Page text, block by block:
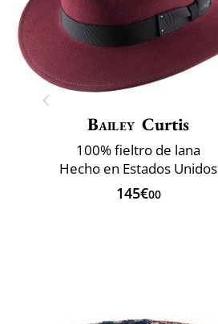
Bailey Curtis
100% fieltro de lana
Hecho en Estados Unidos
145€00